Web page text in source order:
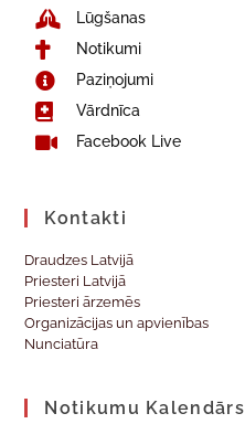
Lūgšanas
Notikumi
Paziņojumi
Vārdnīca
Facebook Live
Kontakti
Draudzes Latvijā
Priesteri Latvijā
Priesteri ārzemēs
Organizācijas un apvienības
Nunciatūra
Notikumu Kalendārs